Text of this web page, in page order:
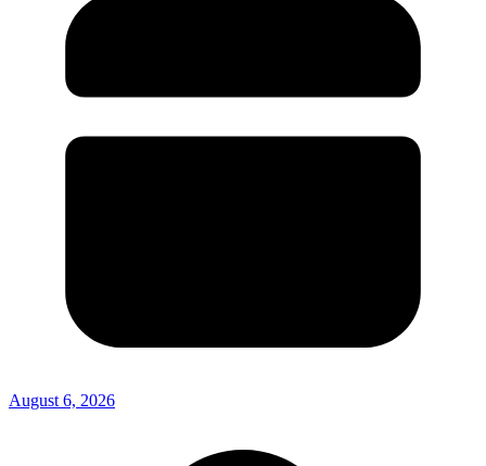
August 6, 2026